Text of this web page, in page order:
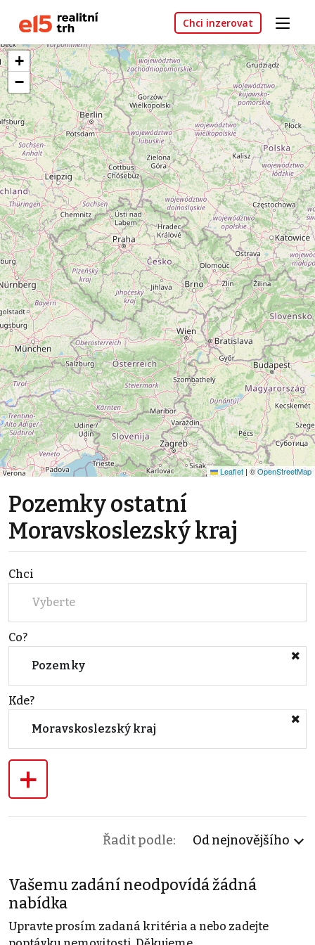
Chci inzerovat
+
−
Leaflet | ©OpenStreetMap
Pozemky ostatní
Moravskoslezský kraj
Chci
Vyberte
Co?
Pozemky
Kde?
Moravskoslezský kraj
+
Řadit podle: Od nejnovějšího
Vašemu zadání neodpovídá žádná
nabídka
Upravte prosím zadaná kritéria a nebo zadejte